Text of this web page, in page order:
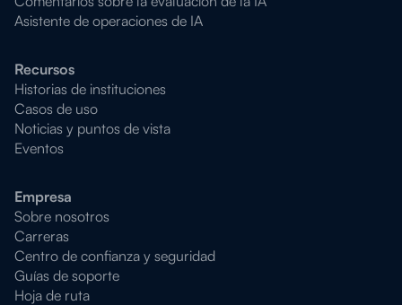
Asistente de operaciones de IA
Recursos
Historias de instituciones
Casos de uso
Noticias y puntos de vista
Eventos
Empresa
Sobre nosotros
Carreras
Centro de confianza y seguridad
Guías de soporte
Hoja de ruta